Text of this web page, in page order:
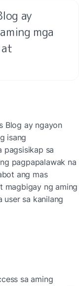
ay
mga
Blog ay ngayon
isang
pagsisikap sa
pagpapalawak na
ang mas
magbigay ng aming
user sa kanilang
sa aming